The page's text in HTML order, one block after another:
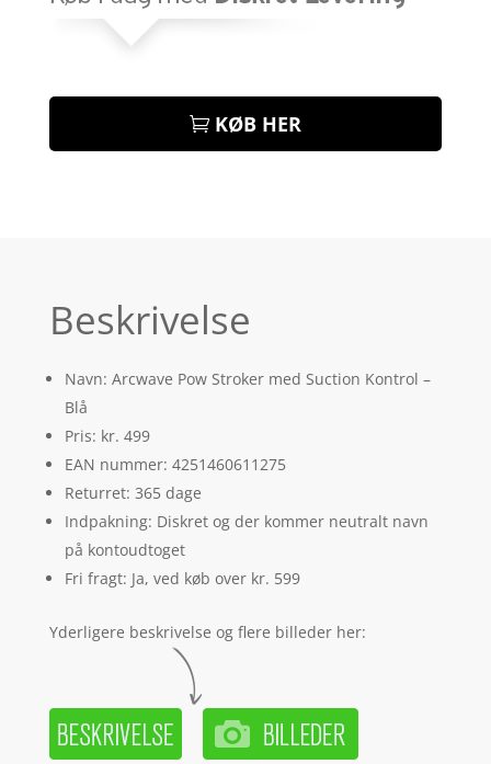
KØB HER
Beskrivelse
Navn: Arcwave Pow Stroker med Suction Kontrol –
Blå
Pris: kr. 499
EAN nummer: 4251460611275
Returret: 365 dage
Indpakning: Diskret og der kommer neutralt navn
på kontoudtoget
Fri fragt: Ja, ved køb over kr. 599
Yderligere beskrivelse og flere billeder her: